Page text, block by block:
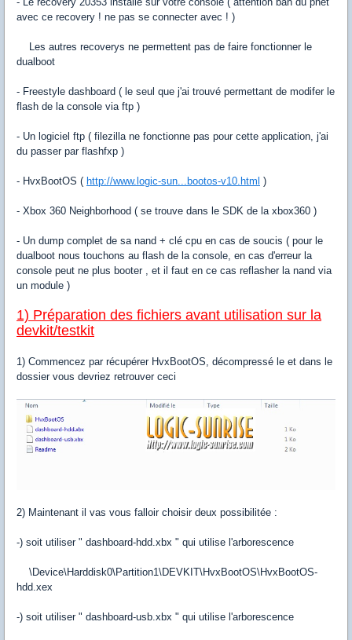
avec ce recovery ! ne pas se connecter avec ! )
Les autres recoverys ne permettent pas de faire fonctionner le
dualboot
- Freestyle dashboard ( le seul que j'ai trouvé permettant de modifer le
flash de la console via ftp )
- Un logiciel ftp ( filezilla ne fonctionne pas pour cette application, j'ai
du passer par flashfxp )
- HvxBootOS ( http://www.logic-sun...bootos-v10.html )
- Xbox 360 Neighborhood ( se trouve dans le SDK de la xbox360 )
- Un dump complet de sa nand + clé cpu en cas de soucis ( pour le
dualboot nous touchons au flash de la console, en cas d'erreur la
console peut ne plus booter , et il faut en ce cas reflasher la nand via
un module )
1) Préparation des fichiers avant utilisation sur la
devkit/testkit
1) Commencez par récupérer HvxBootOS, décompressé le et dans le
dossier vous devriez retrouver ceci
2) Maintenant il vas vous falloir choisir deux possibilitée :
-) soit utiliser " dashboard-hdd.xbx " qui utilise l'arborescence
\Device\Harddisk0\Partition1\DEVKIT\HvxBootOS\HvxBootOS-
hdd.xex
-) soit utiliser " dashboard-usb.xbx " qui utilise l'arborescence